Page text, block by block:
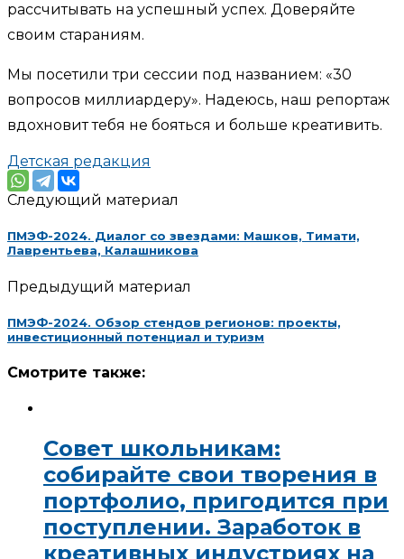
рассчитывать на успешный успех. Доверяйте
своим стараниям.
Мы посетили три сессии под названием: «30
вопросов миллиардеру». Надеюсь, наш репортаж
вдохновит тебя не бояться и больше креативить.
Детская редакция
Следующий материал
ПМЭФ-2024. Диалог со звездами: Машков, Тимати,
Лаврентьева, Калашникова
Предыдущий материал
ПМЭФ-2024. Обзор стендов регионов: проекты,
инвестиционный потенциал и туризм
Смотрите также:
Совет школьникам:
собирайте свои творения в
портфолио, пригодится при
поступлении. Заработок в
креативных индустриях на